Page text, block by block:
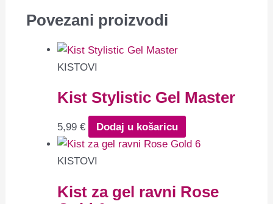
Povezani proizvodi
KISTOVI
Kist Stylistic Gel Master
5,99€ Dodaj u košaricu
KISTOVI
Kist za gel ravni Rose